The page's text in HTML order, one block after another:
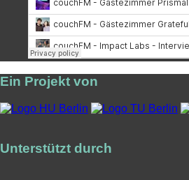
Ein Projekt von
Unterstützt durch